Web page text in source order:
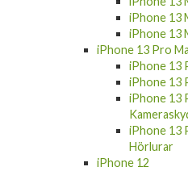
iPhone 13
iPhone 13
iPhone 13 Pro
iPhone 13
iPhone 13
iPhone 13
iPhone 13
Hörlurar
iPhone 12